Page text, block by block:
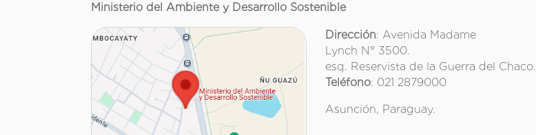
Ministerio del Ambiente y Desarrollo Sostenible
Dirección: Avenida Madame
Lynch N° 3500.
esq. Reservista de la Guerra del Chaco.
Teléfono: 021 2879000
Asunción, Paraguay.